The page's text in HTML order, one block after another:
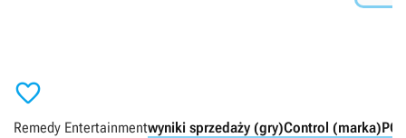

Remedy Entertainmentwyniki sprzedaży (gry)Control (marka)PC